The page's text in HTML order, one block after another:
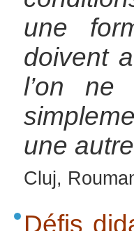
une
doivent
l’on ne
une
Cluj,
Défis